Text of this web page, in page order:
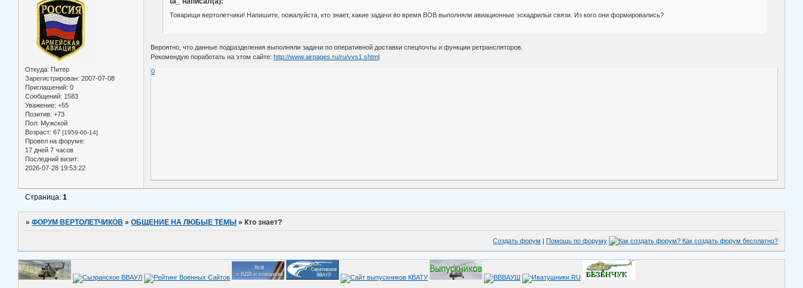
Откуда: Питер
Зарегистрирован: 2007-07-08
Приглашений: 0
Сообщений: 1583
Уважение: +55
Позитив: +73
Пол: Мужской
Возраст: 67 [1959-06-14]
Провел на форуме:
17 дней 7 часов
Последний визит:
2026-07-28 19:53:22
Товарищи вертолетчики! Напишите, пожалуйста, кто знает, какие задачи во время ВОВ выполняли авиационные эскадрильи связи. Из кого они формировались?
Вероятно, что данные подразделения выполняли задачи по оперативной доставки спецпочты и функции ретрансляторов.
Рекомендую поработать на этом сайте: http://www.airpages.ru/ru/vvs1.shtml
0
Страница:1
»ФОРУМ ВЕРТОЛЕТЧИКОВ »ОБЩЕНИЕ НА ЛЮБЫЕ ТЕМЫ »Кто знает?
Создать форум | Помощь по форуму